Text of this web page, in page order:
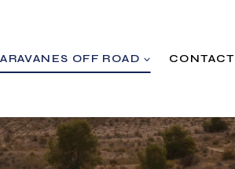
OFF ROAD CONTACT